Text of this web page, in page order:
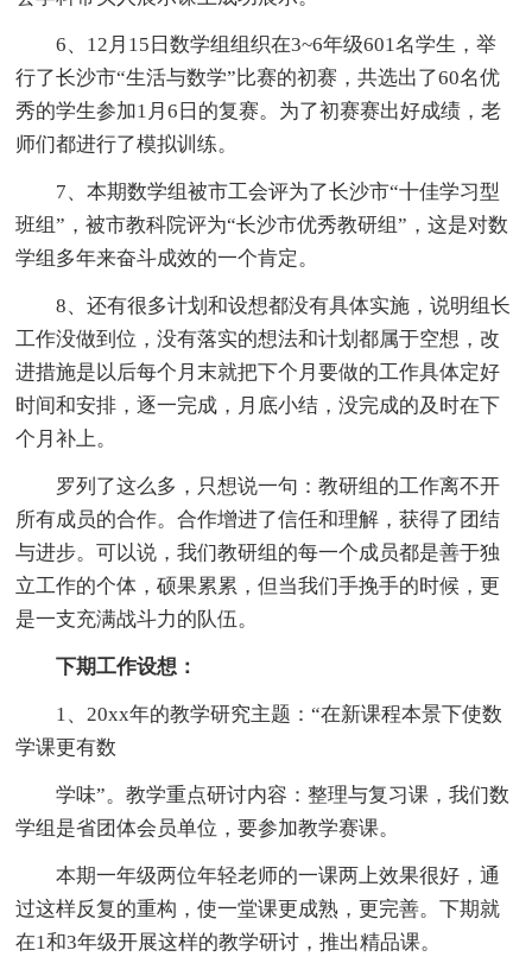
6、12月15日数学组组织在3~6年级601名学生，举
行了长沙市“生活与数学”比赛的初赛，共选出了60名优
秀的学生参加1月6日的复赛。为了初赛赛出好成绩，老
师们都进行了模拟训练。
7、本期数学组被市工会评为了长沙市“十佳学习型
班组”，被市教科院评为“长沙市优秀教研组”，这是对数
学组多年来奋斗成效的一个肯定。
8、还有很多计划和设想都没有具体实施，说明组长
工作没做到位，没有落实的想法和计划都属于空想，改
进措施是以后每个月末就把下个月要做的工作具体定好
时间和安排，逐一完成，月底小结，没完成的及时在下
个月补上。
罗列了这么多，只想说一句：教研组的工作离不开
所有成员的合作。合作增进了信任和理解，获得了团结
与进步。可以说，我们教研组的每一个成员都是善于独
立工作的个体，硕果累累，但当我们手挽手的时候，更
是一支充满战斗力的队伍。
下期工作设想：
1、20xx年的教学研究主题：“在新课程本景下使数
学课更有数
学味”。教学重点研讨内容：整理与复习课，我们数
学组是省团体会员单位，要参加教学赛课。
本期一年级两位年轻老师的一课两上效果很好，通
过这样反复的重构，使一堂课更成熟，更完善。下期就
在1和3年级开展这样的教学研讨，推出精品课。